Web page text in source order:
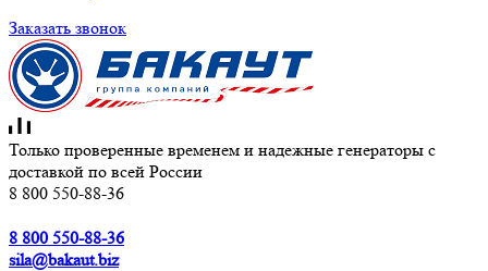
Заказать звонок
Только проверенные временем и надежные генераторы с
доставкой по всей России
8 800 550-88-36
8 800 550-88-36
sila@bakaut.biz